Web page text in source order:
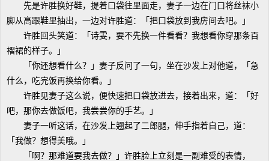
先是许胜换好鞋，提着口袋往里面走，妻子一边在门口将丝袜小
脚从高跟鞋里抽出，一边对许胜道：「把口袋放到我房间去吧。」
许胜回头笑道：「诗雯，要不先换一件看看？我想看你穿那条百
褶裙的样子。」
「你还想看什么？」妻子反问了一句，坐在沙发上对他道，「急
什么，吃完饭再换给你看。」
许胜见妻子这么说，便快速把口袋放进去，接着出来，道：「好
吧，那你去做饭吧，我尝尝你的手艺。」
妻子一听这话，在沙发上翘起了二郎腿，伸手指着自己，道：
「我做？想得美哦。」
「啊？那难道要我去做？」许胜脸上立刻是一副难受的表情，